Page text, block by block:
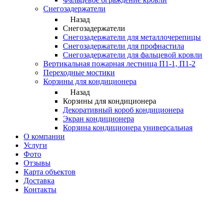
Снегозадержатели
Назад
Снегозадержатели
Снегозадержатели для металлочерепицы
Снегозадержатели для профнастила
Снегозадержатели для фальцевой кровли
Вертикальная пожарная лестница П1-1, П1-2
Переходные мостики
Корзины для кондиционера
Назад
Корзины для кондиционера
Декоративный короб кондиционера
Экран кондиционера
Корзина кондиционера универсальная
О компании
Услуги
Фото
Отзывы
Карта объектов
Доставка
Контакты